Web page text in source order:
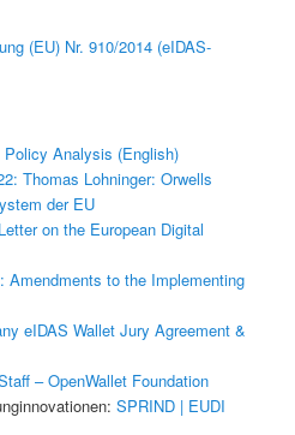
(EU) Nr. 910/2014 (eIDAS-
Policy Analysis (English)
Thomas Lohninger: Orwells
der EU
on the European Digital
Amendments to the Implementing
eIDAS Wallet Jury Agreement &
– OpenWallet Foundation
SPRIND | EUDI